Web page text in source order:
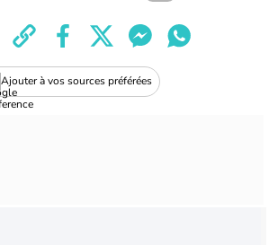
Ajouter à vos sources préférées